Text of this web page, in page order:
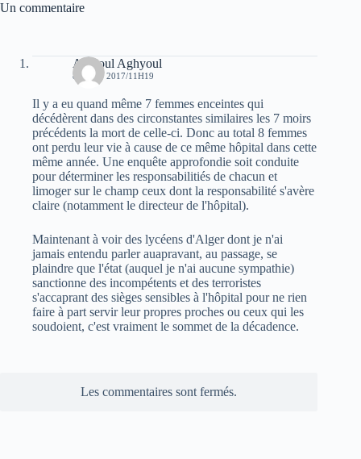
Un commentaire
Aghioul Aghyoul
8 AOÛT 2017/11H19
Il y a eu quand même 7 femmes enceintes qui
décédèrent dans des circonstantes similaires les 7 moirs
précédents la mort de celle-ci. Donc au total 8 femmes
ont perdu leur vie à cause de ce même hôpital dans cette
même année. Une enquête approfondie soit conduite
pour déterminer les responsabilitiés de chacun et
limoger sur le champ ceux dont la responsabilité s'avère
claire (notamment le directeur de l'hôpital).
Maintenant à voir des lycéens d'Alger dont je n'ai
jamais entendu parler auapravant, au passage, se
plaindre que l'état (auquel je n'ai aucune sympathie)
sanctionne des incompétents et des terroristes
s'accaprant des sièges sensibles à l'hôpital pour ne rien
faire à part servir leur propres proches ou ceux qui les
soudoient, c'est vraiment le sommet de la décadence.
Les commentaires sont fermés.